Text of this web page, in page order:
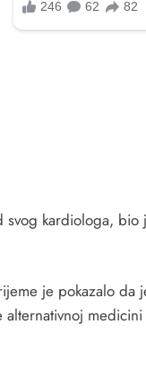
svog kardiologa, bio
je pokazalo da
medicini